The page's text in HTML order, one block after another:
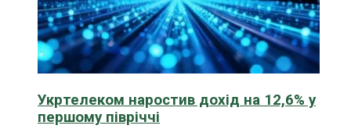
Укртелеком наростив дохід на 12,6% у
першому півріччі